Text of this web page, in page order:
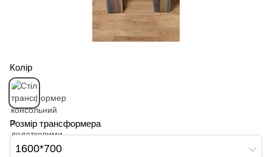
Колір
Розмір трансформера
1600*700